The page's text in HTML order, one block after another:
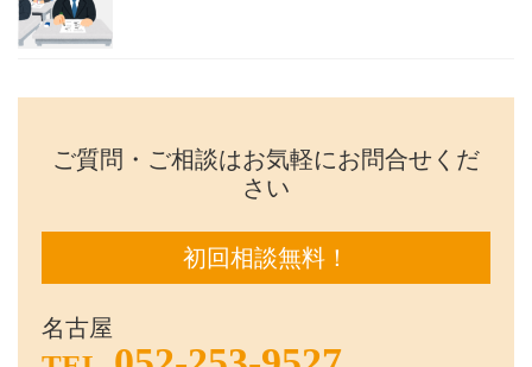
ご質問・ご相談はお気軽にお問合せくだ
さい
初回相談無料！
名古屋